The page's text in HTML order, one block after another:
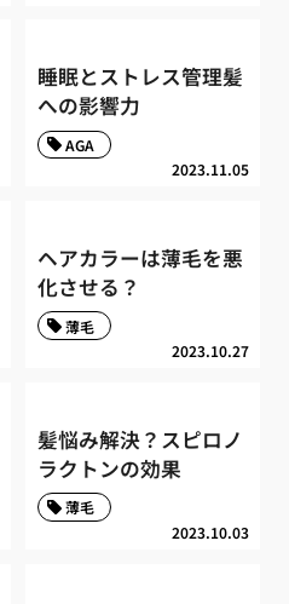
睡眠とストレス管理髪
への影響力
2023.11.05
AGA
ヘアカラーは薄毛を悪
化させる？
2023.10.27
薄毛
髪悩み解決？スピロノ
ラクトンの効果
2023.10.03
薄毛